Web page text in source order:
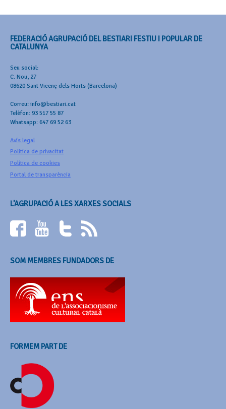
FEDERACIÓ AGRUPACIÓ DEL BESTIARI FESTIU I POPULAR DE
CATALUNYA
Seu social:
C. Nou, 27
08620 Sant Vicenç dels Horts (Barcelona)
Correu: info@bestiari.cat
Telèfon: 93 517 55 87
Whatsapp: 647 69 52 63
Avís legal
Política de privacitat
Política de cookies
Portal de transparència
L’AGRUPACIÓ A LES XARXES SOCIALS
SOM MEMBRES FUNDADORS DE
FORMEM PART DE